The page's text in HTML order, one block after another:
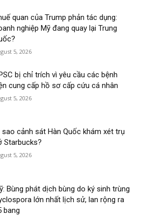
quan của Trump phản tác dụng:
nghiệp Mỹ đang quay lại Trung
5, 2026
bị chỉ trích vì yêu cầu các bệnh
cung cấp hồ sơ cấp cứu cá nhân
5, 2026
sao cảnh sát Hàn Quốc khám xét trụ
Starbucks?
5, 2026
Bùng phát dịch bùng do ký sinh trùng
lớn nhất lịch sử, lan rộng ra
bang